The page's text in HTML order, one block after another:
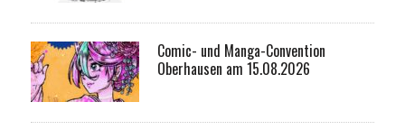
Comic- und Manga-Convention
Oberhausen am 15.08.2026